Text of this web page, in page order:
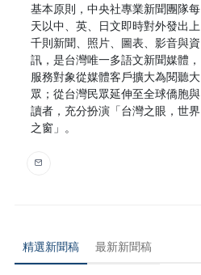
基本原則，中央社專業新聞團隊每
天以中、英、日文即時對外發出上
千則新聞、照片、圖表、影音與資
訊，是台灣唯一多語文新聞媒體，
服務對象從媒體客戶擴大為閱聽大
眾；從台灣民眾延伸至全球僑胞與
讀者，充分扮演「台灣之眼，世界
之窗」。
精選新聞稿 最新新聞稿